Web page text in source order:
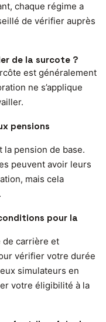
chaque régime a
de vérifier auprès
de la surcote ?
est généralement
ne s’applique
pensions
pension de base.
peuvent avoir leurs
mais cela
pour la
de carrière et
vérifier votre durée
simulateurs en
votre éligibilité à la